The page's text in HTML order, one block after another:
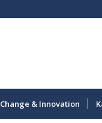
Change & Innovation